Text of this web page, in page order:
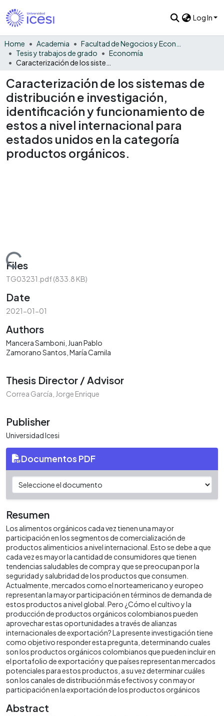
Log In
Home Academia
Tesis y trabajos de grado
Economía
Caracterización de los sistemas de
distribución e investigación,
identificación y funcionamiento de
estos a nivel internacional para
estados unidos en la categoría
productos orgánicos.
Loading...
Files
TG03231.pdf(833.8 KB)
Date
2021-01-01
Authors
Mancera Samboni, Juan Pablo
Zamorano Santos, María Camila
Thesis Director / Advisor
Correa García, Jorge Enrique
Publisher
Universidad Icesi
Documentos PDF
Resumen
Los alimentos orgánicos cada vez tienen una mayor
participación en los segmentos de comercialización de
productos alimenticios a nivel internacional. Esto se debe a que
cada vez es mayor la cantidad de consumidores que tienen
tendencias saludables de compra y que se preocupan por la
seguridad y salubridad de los productos que consumen.
Actualmente, mercados como el norteamericano y europeo
representan la mayor participación en términos de demanda de
estos productos a nivel global. Pero ¿Cómo el cultivo y la
producción de productos orgánicos colombianos pueden
aprovechar estas oportunidades a través de alianzas
internacionales de exportación? La presente investigación tiene
como objetivo responder esta pregunta, determinando cuales
son los productos orgánicos colombianos que pueden incluir en
el portafolio de exportación y que países representan mercados
potenciales para estos productos, a su vez determinar cuáles
son los canales de distribución más efectivos y con mayor
participación en la exportación de los productos orgánicos
Abstract